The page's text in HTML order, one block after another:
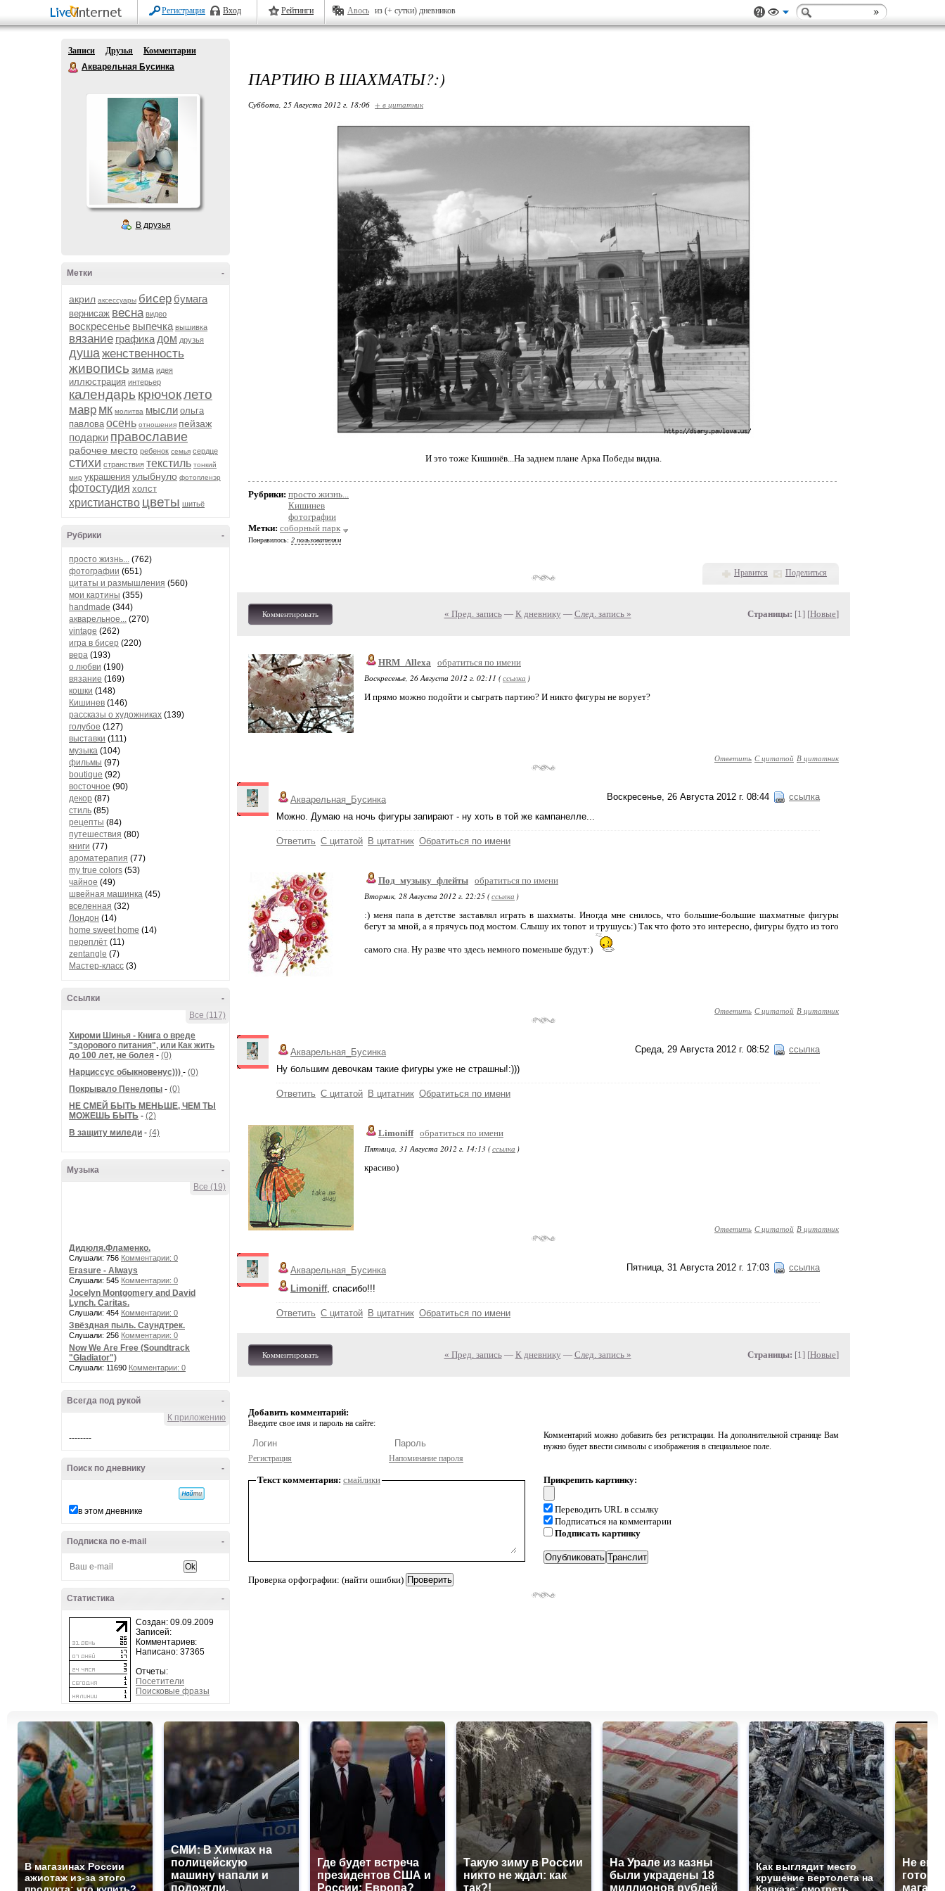
Регистрация Вход Рейтинги Авось из (+ сутки) дневников
Записи Друзья
Комментарии
Акварельная Бусинка
В друзья
-
Метки
акрил аксессуары бисер бумага
вернисаж весна видео
воскресенье выпечка вышивка
вязание графика дом друзья
душаженственность
живопись зима идея
иллюстрация интерьер
календарь крючоклето
мавр мк молитва мысли ольга
павлова осень отношения пейзаж
подарки православие
рабочее место ребенок семья сердце
стихи странствия текстиль тонкий
мир украшения улыбнуло фотопленэр
фотостудия холст
христианство цветы шитьё
-
Рубрики
просто жизнь... (762)
фотографии (651)
цитаты и размышления (560)
мои картины (355)
handmade (344)
акварельное... (270)
vintage (262)
игра в бисер (220)
вера (193)
о любви (190)
вязание (169)
кошки (148)
Кишинев (146)
рассказы о художниках (139)
голубое (127)
выставки (111)
музыка (104)
фильмы (97)
boutique (92)
восточное (90)
декор (87)
стиль (85)
рецепты (84)
путешествия (80)
книги (77)
ароматерапия (77)
my true colors (53)
чайное (49)
швейная машинка (45)
вселенная (32)
Лондон (14)
home sweet home (14)
переплёт (11)
zentangle (7)
Мастер-класс (3)
-
Ссылки
Все (117)
Хироми Шинья - Книга о вреде
"здорового питания", или Как жить
до 100 лет, не болея - (0)
Нарциссус обыкновенус))) - (0)
Покрывало Пенелопы - (0)
НЕ СМЕЙ БЫТЬ МЕНЬШЕ, ЧЕМ ТЫ
МОЖЕШЬ БЫТЬ - (2)
В защиту миледи - (4)
-
Музыка
Все (19)
Дидюля.Фламенко.
Слушали: 756 Комментарии: 0
Erasure - Always
Слушали: 545 Комментарии: 0
Jocelyn Montgomery and David
Lynch. Caritas.
Слушали: 454 Комментарии: 0
Звёздная пыль. Саундтрек.
Слушали: 256 Комментарии: 0
Now We Are Free (Soundtrack
"Gladiator")
Слушали: 11690 Комментарии: 0
-
Всегда под рукой
К приложению
--------
-
Поиск по дневнику
в этом дневнике
-
Подписка по e-mail
-
Статистика
Создан: 09.09.2009
Записей:
Комментариев:
Написано: 37365
Отчеты:
Посетители
Поисковые фразы
ПАРТИЮ В ШАХМАТЫ?:)
Суббота, 25 Августа 2012 г. 18:06 + в цитатник
И это тоже Кишинёв...На заднем плане Арка Победы видна.
Рубрики: просто жизнь...
Кишинев
фотографии
Метки: соборный парк
Понравилось: 2 пользователям
Нравится Поделиться
Комментировать « Пред. запись— К дневнику — След. запись » Страницы: [1] [Новые]
HRM_Allexa
обратиться по имени
Воскресенье, 26 Августа 2012 г. 02:11 (ссылка )
И прямо можно подойти и сыграть партию? И никто фигуры не ворует?
Ответить С цитатой В цитатник
Воскресенье, 26 Августа 2012 г. 08:44 ссылка
Акварельная_Бусинка
Можно. Думаю на ночь фигуры запирают - ну хоть в той же кампанелле...
Ответить С цитатой В цитатник Обратиться по имени
Под_музыку_флейты обратиться по имени
Вторник, 28 Августа 2012 г. 22:25 (ссылка )
:) меня папа в детстве заставлял играть в шахматы. Иногда мне снилось, что большие-большие шахматные фигуры
бегут за мной, а я прячусь под мостом. Слышу их топот и трушусь:) Так что фото это интересно, фигуры будто из того
самого сна. Ну разве что здесь немного поменьше будут:)
Ответить С цитатой В цитатник
Среда, 29 Августа 2012 г. 08:52 ссылка
Акварельная_Бусинка
Ну большим девочкам такие фигуры уже не страшны!:)))
Ответить С цитатой В цитатник Обратиться по имени
Limoniff обратиться по имени
Пятница, 31 Августа 2012 г. 14:13 (ссылка )
красиво)
Ответить С цитатой В цитатник
Пятница, 31 Августа 2012 г. 17:03 ссылка
Акварельная_Бусинка
Limoniff, спасибо!!!
Ответить С цитатой В цитатник Обратиться по имени
Комментировать « Пред. запись— К дневнику — След. запись » Страницы: [1] [Новые]
Добавить комментарий:
Введите свое имя и пароль на сайте:
Регистрация Напоминание пароля
Комментарий можно добавить без регистрации. На дополнительной странице Вам
нужно будет ввести символы с изображения в специальное поле.
Текст комментария: смайлики
Проверка орфографии: (найти ошибки)
Прикрепить картинку:
Переводить URL в ссылку
Подписаться на комментарии
Подписать картинку
В магазинах России
ажиотаж из-за этого
СМИ: В Химках на
полицейскую
машину напали и
подожгли.
Где будет встреча
президентов США и
России: Европа?
Такую зиму в России
никто не ждал: как
так?!
На Урале из казны
были украдены 18
миллионов рублей
Как выглядит место
крушение вертолета на
Не